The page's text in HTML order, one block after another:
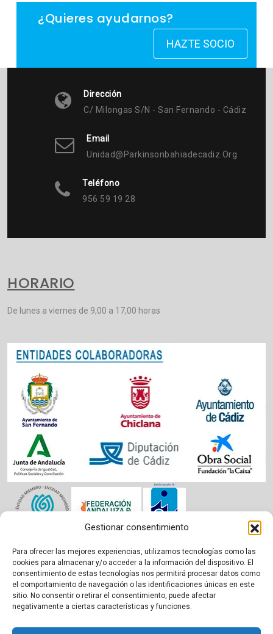
Gestionar consentimiento
Para ofrecer las mejores experiencias, utilizamos tecnologías como las
cookies para almacenar y/o acceder a la información del dispositivo. El
consentimiento de estas tecnologías nos permitirá procesar datos como
el comportamiento de navegación o las identificaciones únicas en este
sitio. No consentir o retirar el consentimiento, puede afectar
negativamente a ciertas características y funciones.
¿Quieres ayudarnos?
HAZTE SOCIO
Dirección
C/ Milongas S/n - San Fernando - Cádiz
Email
Unidad@parkinsonbahiadecadiz.org
Teléfono
956 59 19 28
HORARIO
De lunes a viernes de 9,00 a 17,00 horas
Aviso legal|Política de cookies|Privacidad